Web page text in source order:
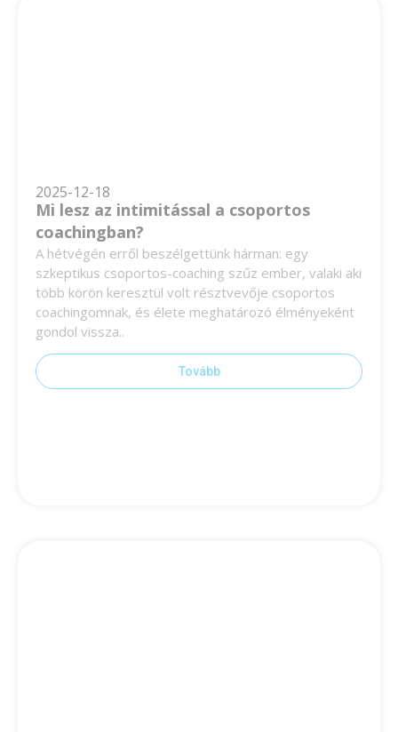
2025-12-18
Mi lesz az intimitással a csoportos
coachingban?
A hétvégén erről beszélgettünk hárman: egy
szkeptikus csoportos-coaching szűz ember, valaki aki
több körön keresztül volt résztvevője csoportos
coachingomnak, és élete meghatározó élményeként
gondol vissza..
Tovább